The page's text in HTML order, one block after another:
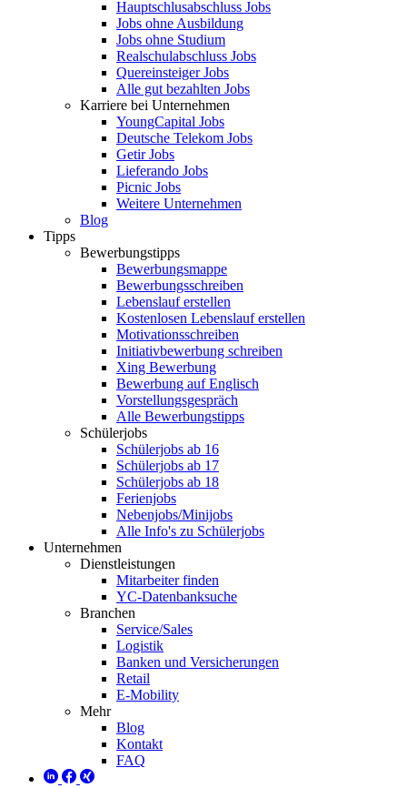
Hauptschlusabschluss Jobs
Jobs ohne Ausbildung
Jobs ohne Studium
Realschulabschluss Jobs
Quereinsteiger Jobs
Alle gut bezahlten Jobs
Karriere bei Unternehmen
YoungCapital Jobs
Deutsche Telekom Jobs
Getir Jobs
Lieferando Jobs
Picnic Jobs
Weitere Unternehmen
Blog
Tipps
Bewerbungstipps
Bewerbungsmappe
Bewerbungsschreiben
Lebenslauf erstellen
Kostenlosen Lebenslauf erstellen
Motivationsschreiben
Initiativbewerbung schreiben
Xing Bewerbung
Bewerbung auf Englisch
Vorstellungsgespräch
Alle Bewerbungstipps
Schülerjobs
Schülerjobs ab 16
Schülerjobs ab 17
Schülerjobs ab 18
Ferienjobs
Nebenjobs/Minijobs
Alle Info's zu Schülerjobs
Unternehmen
Dienstleistungen
Mitarbeiter finden
YC-Datenbanksuche
Branchen
Service/Sales
Logistik
Banken und Versicherungen
Retail
E-Mobility
Mehr
Blog
Kontakt
FAQ